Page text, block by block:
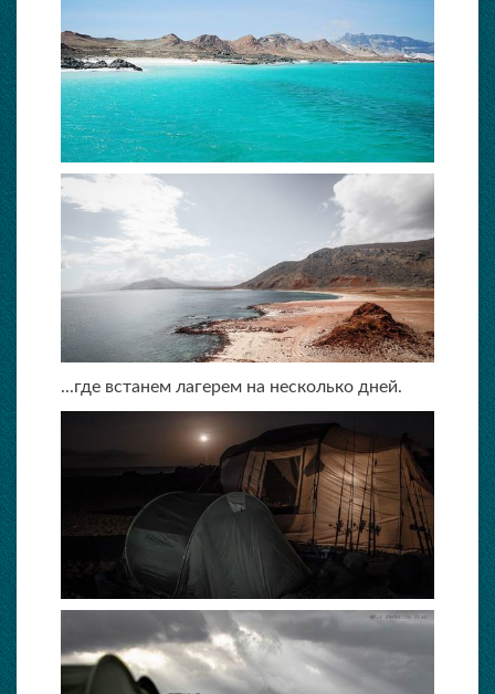
...где встанем лагерем на несколько дней.